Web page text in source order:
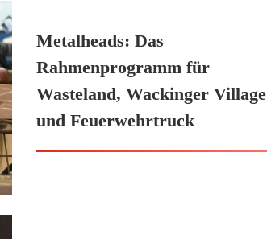
Metalheads: Das
Rahmenprogramm für
Wasteland, Wackinger Village
und Feuerwehrtruck